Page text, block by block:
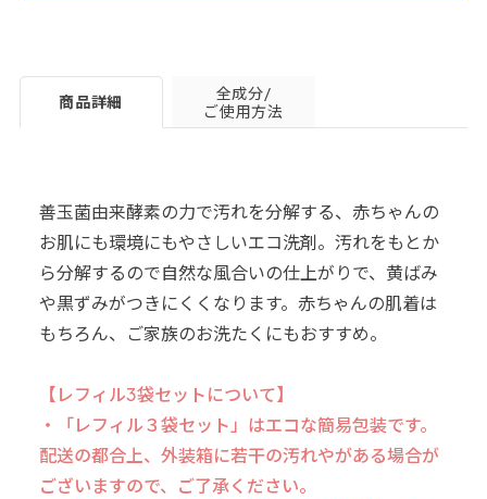
商品詳細
全成分/
ご使用方法
善玉菌由来酵素の力で汚れを分解する、赤ちゃんの
お肌にも環境にもやさしいエコ洗剤。汚れをもとか
ら分解するので自然な風合いの仕上がりで、黄ばみ
や黒ずみがつきにくくなります。赤ちゃんの肌着は
もちろん、ご家族のお洗たくにもおすすめ。
【レフィル3袋セットについて】
・「レフィル３袋セット」はエコな簡易包装です。
配送の都合上、外装箱に若干の汚れやがある場合が
ございますので、ご了承ください。